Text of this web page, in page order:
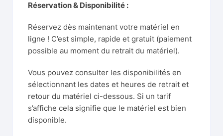
Réservation & Disponibilité :
Réservez dès maintenant votre matériel en
ligne ! C’est simple, rapide et gratuit (paiement
possible au moment du retrait du matériel).
Vous pouvez consulter les disponibilités en
sélectionnant les dates et heures de retrait et
retour du matériel ci-dessous. Si un tarif
s’affiche cela signifie que le matériel est bien
disponible.